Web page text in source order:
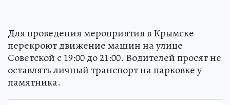
Для проведения мероприятия в Крымске
перекроют движение машин на улице
Советской с 19:00 до 21:00. Водителей просят не
оставлять личный транспорт на парковке у
памятника.